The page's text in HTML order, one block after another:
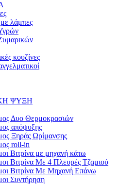
λάμπες
κουζίνες
ΨΥΞΗ
Δυο Θερμοκρασιών
απόψυξης
Ξηράς Ωρίμανσης
roll-in
Βιτρίνα με μηχανή κάτω
Βιτρίνα Με 4 Πλευρές Τζαμιού
Βιτρίνα Με Μηχανή Επάνω
Συντήρηση